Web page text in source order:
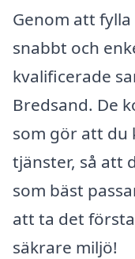
Genom att
snabbt och
kvalificerade
Bredsand. De
som gör att du
tjänster, så att
som bäst
att ta det
säkrare miljö!